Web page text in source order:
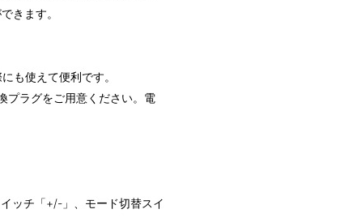
きます。
も使えて便利です。
プラグをご用意ください。電
ッチ「+/-」、モード切替スイ